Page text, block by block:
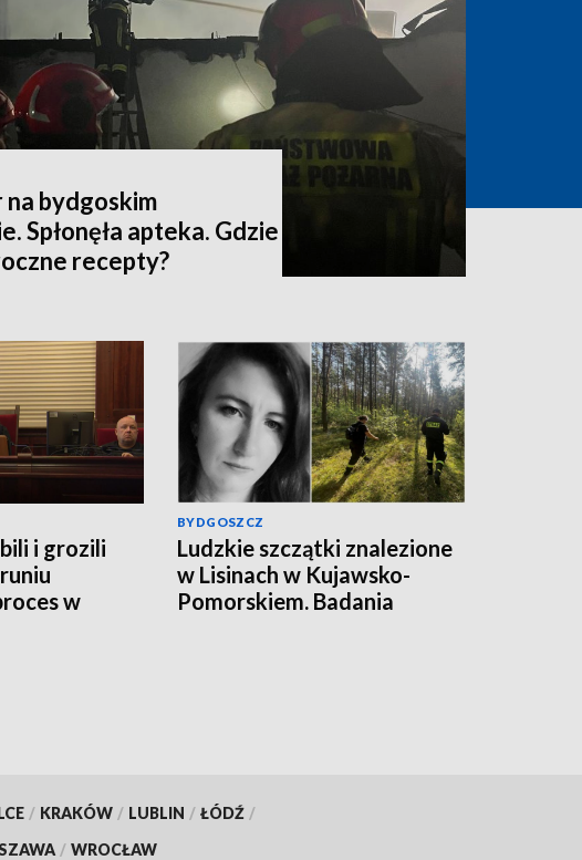
bydgoskim
Spłonęła apteka. Gdzie
recepty?
i grozili
w
BYDGOSZCZ
Ludzkie szczątki znalezione
w Lisinach w Kujawsko-
Pomorskiem. Badania
/ KRAKÓW / LUBLIN / ŁÓDŹ /
/ WROCŁAW